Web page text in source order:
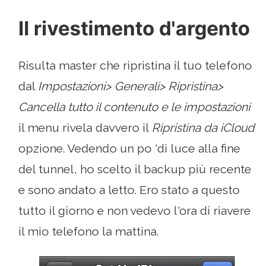
Il rivestimento d'argento
Risulta master che ripristina il tuo telefono
dal Impostazioni> Generali> Ripristina>
Cancella tutto il contenuto e le impostazioni
il menu rivela davvero il Ripristina da iCloud
opzione. Vedendo un po 'di luce alla fine
del tunnel, ho scelto il backup più recente
e sono andato a letto. Ero stato a questo
tutto il giorno e non vedevo l'ora di riavere
il mio telefono la mattina.